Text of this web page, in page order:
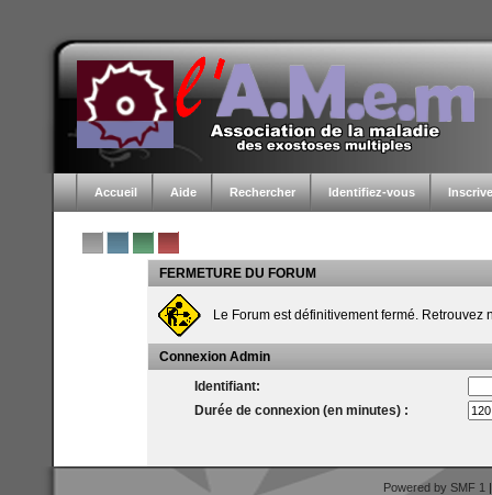
Accueil Aide Rechercher Identifiez-vous
FERMETURE DU FORUM
Le Forum est définitivement fermé. Retrouvez
Connexion Admin
Identifiant:
Durée de connexion (en minutes) :
Powered by SMF 1